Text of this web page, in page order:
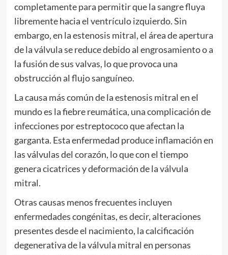
completamente para permitir que la sangre fluya
libremente hacia el ventrículo izquierdo. Sin
embargo, en la estenosis mitral, el área de apertura
de la válvula se reduce debido al engrosamiento o a
la fusión de sus valvas, lo que provoca una
obstrucción al flujo sanguíneo.
La causa más común de la estenosis mitral en el
mundo es la fiebre reumática, una complicación de
infecciones por estreptococo que afectan la
garganta. Esta enfermedad produce inflamación en
las válvulas del corazón, lo que con el tiempo
genera cicatrices y deformación de la válvula
mitral.
Otras causas menos frecuentes incluyen
enfermedades congénitas, es decir, alteraciones
presentes desde el nacimiento, la calcificación
degenerativa de la válvula mitral en personas